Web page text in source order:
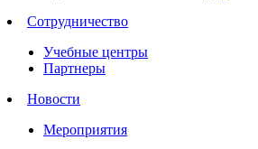
Сотрудничество
Учебные центры
Партнеры
Новости
Мероприятия